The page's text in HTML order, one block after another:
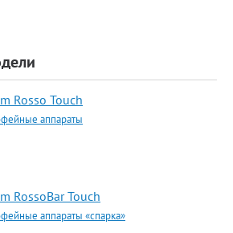
Rosso Touch
аппараты
RossoBar Touch
аппараты «спарка»